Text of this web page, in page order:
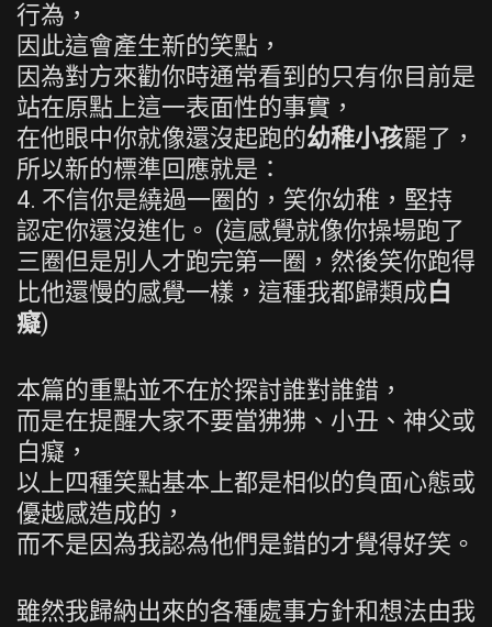
行為，
因此這會產生新的笑點，
因為對方來勸你時通常看到的只有你目前是
站在原點上這一表面性的事實，
在他眼中你就像還沒起跑的幼稚小孩罷了，
所以新的標準回應就是：
4. 不信你是繞過一圈的，笑你幼稚，堅持
認定你還沒進化。 (這感覺就像你操場跑了
三圈但是別人才跑完第一圈，然後笑你跑得
比他還慢的感覺一樣，這種我都歸類成 白
癡)
本篇的重點並不在於探討誰對誰錯，
而是在提醒大家不要當狒狒、小丑、神父或
白癡，
以上四種笑點基本上都是相似的負面心態或
優越感造成的，
而不是因為我認為他們是錯的才覺得好笑。
雖然我歸納出來的各種處事方針和想法由我